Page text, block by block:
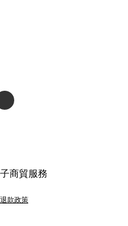
商貿服務
款政策